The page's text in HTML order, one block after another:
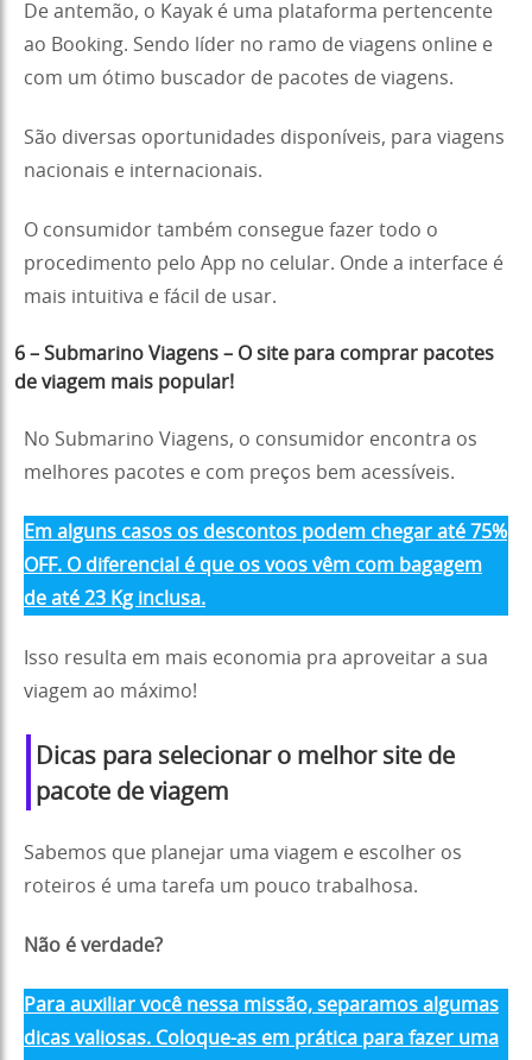
De antemão, o Kayak é uma plataforma pertencente
ao Booking. Sendo líder no ramo de viagens online e
com um ótimo buscador de pacotes de viagens.
São diversas oportunidades disponíveis, para viagens
nacionais e internacionais.
O consumidor também consegue fazer todo o
procedimento pelo App no celular. Onde a interface é
mais intuitiva e fácil de usar.
6 – Submarino Viagens – O site para comprar pacotes
de viagem mais popular!
No Submarino Viagens, o consumidor encontra os
melhores pacotes e com preços bem acessíveis.
Em alguns casos os descontos podem chegar até 75%
OFF. O diferencial é que os voos vêm com bagagem
de até 23 Kg inclusa.
Isso resulta em mais economia pra aproveitar a sua
viagem ao máximo!
Dicas para selecionar o melhor site de
pacote de viagem
Sabemos que planejar uma viagem e escolher os
roteiros é uma tarefa um pouco trabalhosa.
Não é verdade?
Para auxiliar você nessa missão, separamos algumas
dicas valiosas. Coloque-as em prática para fazer uma